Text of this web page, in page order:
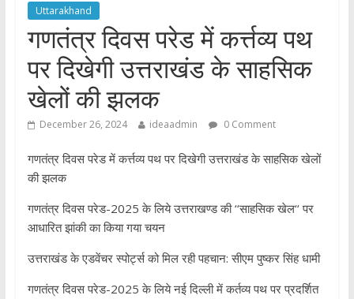
Uttarakhand
गणतंत्र दिवस परेड में कर्त्तव्य पथ
पर दिखेगी उत्तराखंड के साहसिक
खेलों की झलक
December 26, 2024 ideaadmin 0 Comment
गणतंत्र दिवस परेड में कर्त्तव्य पथ पर दिखेगी उत्तराखंड के साहसिक खेलों
की झलक
गणतंत्र दिवस परेड-2025 के लिये उत्तराखण्ड की ‘‘साहसिक खेल‘‘ पर
आधारित झांकी का किया गया चयन
उत्तराखंड के एडवेंचर स्पोर्ट्स को मिल रही पहचान: सीएम पुष्कर सिंह धामी
गणतंत्र दिवस परेड-2025 के लिये नई दिल्ली में कर्तव्य पथ पर प्रदर्शित